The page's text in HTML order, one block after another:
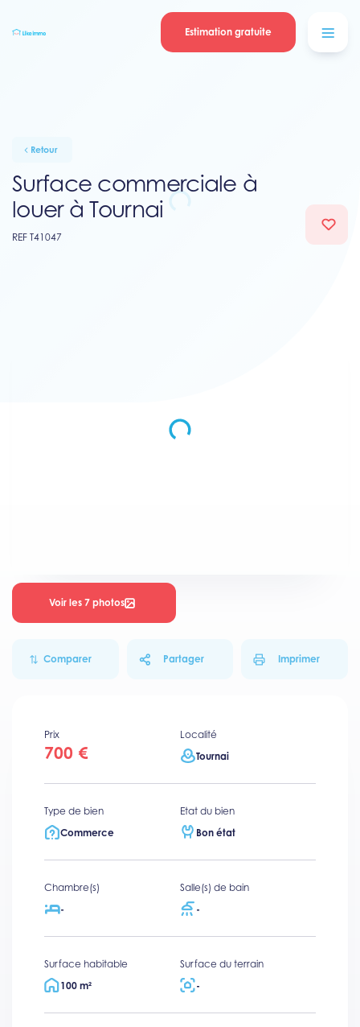
Estimation gratuite
Retour
Surface commerciale à
louer à Tournai
REF T41047
Voir les 7 photos
Comparer Partager Imprimer
Prix
700 €
Localité
Tournai
Type de bien
Commerce
Etat du bien
Bon état
Chambre(s)
-
Salle(s) de bain
-
Surface habitable
100 m²
Surface du terrain
-